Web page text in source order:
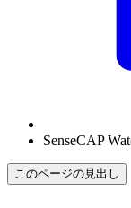
SenseCAP
このページの見出し